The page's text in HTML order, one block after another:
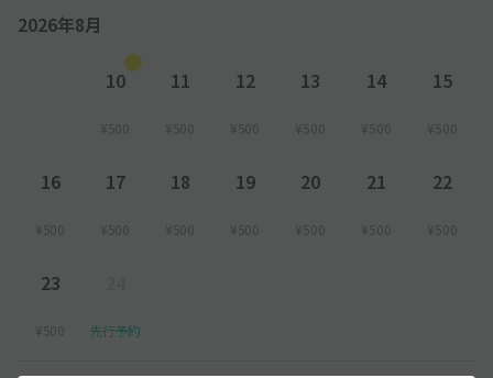
2026年8月
10
¥500
11
¥500
12
¥500
13
¥500
14
¥500
15
¥500
16
¥500
17
¥500
18
¥500
19
¥500
20
¥500
21
¥500
22
¥500
23
¥500 先行予約